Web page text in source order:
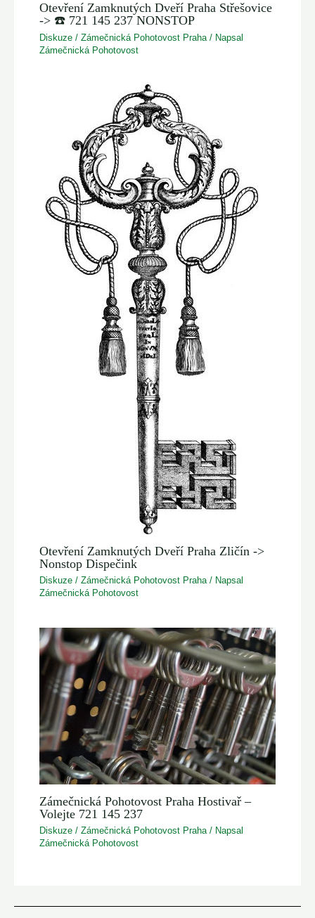
Otevření Zamknutých Dveří Praha Střešovice
-> ☎️ 721 145 237 NONSTOP
Diskuze /Zámečnická Pohotovost Praha / Napsal
Zámečnická Pohotovost
Otevření Zamknutých Dveří Praha Zličín ->
Nonstop Dispečink
Diskuze /Zámečnická Pohotovost Praha/ Napsal
Zámečnická Pohotovost
Zámečnická Pohotovost Praha Hostivař –
Volejte 721 145 237
Diskuze /Zámečnická Pohotovost Praha / Napsal
Zámečnická Pohotovost